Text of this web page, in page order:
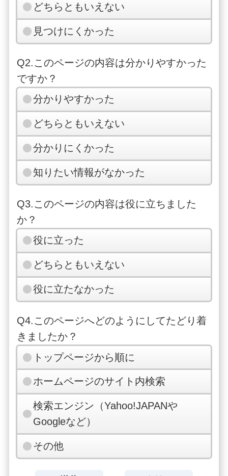
どちらともいえない
見つけにくかった
Q2.このページの内容は分かりやすかった
ですか？
分かりやすかった
どちらともいえない
分かりにくかった
知りたい情報がなかった
Q3.このページの内容は役に立ちました
か？
役に立った
どちらともいえない
役に立たなかった
Q4.このページへどのようにしてたどり着
きましたか？
トップページから順に
ホームページのサイト内検索
検索エンジン（Yahoo!JAPANや
Googleなど）
その他